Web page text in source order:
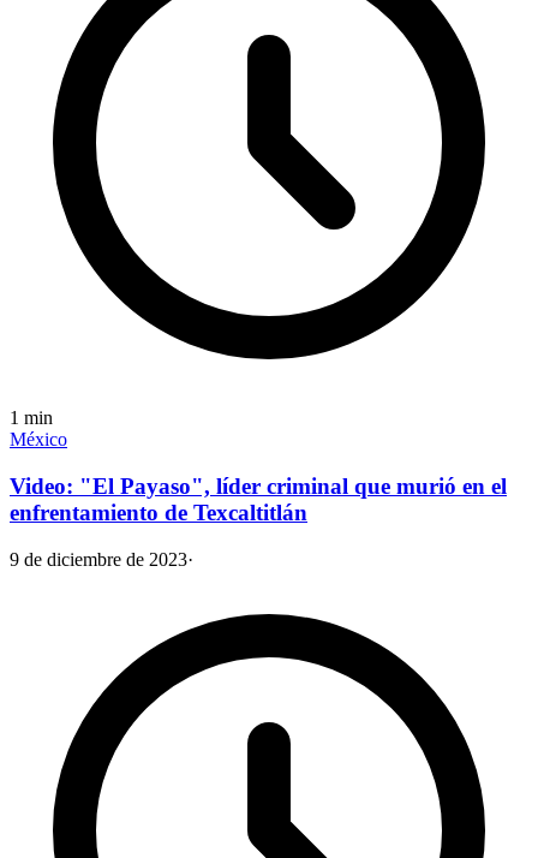
1 min
México
Video: "El Payaso", líder criminal que murió en el
enfrentamiento de Texcaltitlán
9 de diciembre de 2023·